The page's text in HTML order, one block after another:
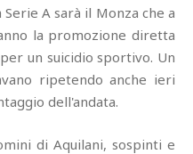
A sarà il Monza che a
la promozione diretta
un suicidio sportivo. Un
ripetendo anche ieri
dell'andata.
di Aquilani, sospinti e